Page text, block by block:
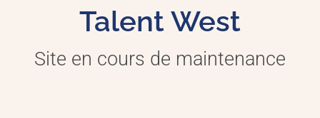
Talent West
Site en cours de maintenance